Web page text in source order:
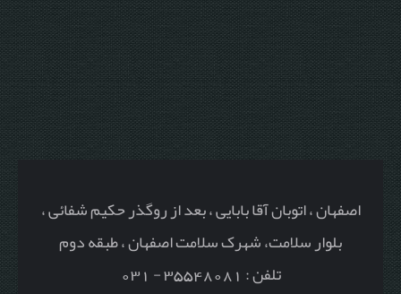
اصفهان ، اتوبان آقا بابایی ، بعد از روگذر حکیم شفائی ،
بلوار سلامت، شهرک سلامت اصفهان ، طبقه دوم
تلفن : 35548081 - 031